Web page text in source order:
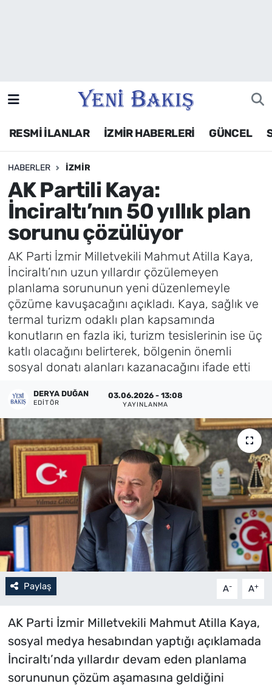
RESMİ İLANLAR İZMİR HABERLERİ GÜNCEL
HABERLER İZMIR
AK Partili Kaya:
İnciraltı’nın 50 yıllık plan
sorunu çözülüyor
AK Parti İzmir Milletvekili Mahmut Atilla Kaya,
İnciraltı’nın uzun yıllardır çözülemeyen
planlama sorununun yeni düzenlemeyle
çözüme kavuşacağını açıkladı. Kaya, sağlık ve
termal turizm odaklı plan kapsamında
konutların en fazla iki, turizm tesislerinin ise üç
katlı olacağını belirterek, bölgenin önemli
sosyal donatı alanları kazanacağını ifade etti
DERYA DUĞAN
EDITÖR
03.06.2026 - 13:08
YAYINLANMA
Paylaş A- A+
AK Parti İzmir Milletvekili Mahmut Atilla Kaya,
sosyal medya hesabından yaptığı açıklamada
İnciraltı’nda yıllardır devam eden planlama
sorununun çözüm aşamasına geldiğini
Siyaset
Asayiş / Polis-Adliye
Spor
Magazin
Foto Galeri
Künye
İletişim